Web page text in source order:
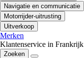
Navigatie en communicatie
Motorrijder-uitrusting
Uitverkoop
Merken
Klantenservice in Frankrijk
Zoeken